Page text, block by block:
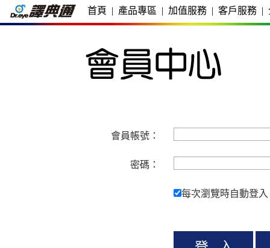
首頁 | 產品專區 | 加值服務 | 客戶服務 |
會員帳號：
密碼：
每次瀏覽時自動登入